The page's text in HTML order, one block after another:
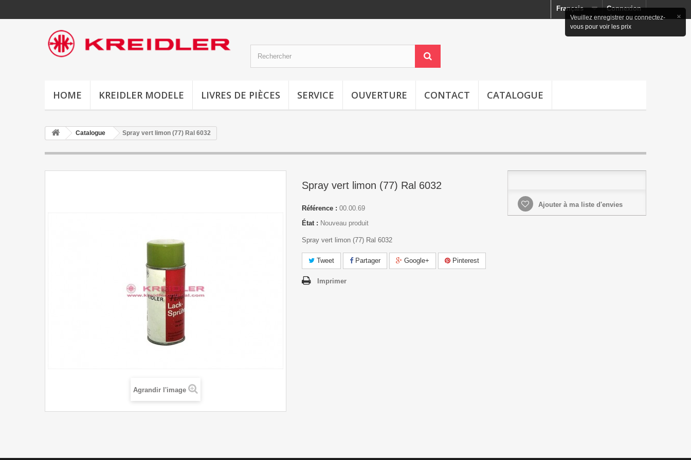
Connexion
Français
HOME KREIDLER MODELE LIVRES DE PIÈCES SERVICE OUVERTURE CONTACT CATALOGUE
Catalogue Spray vert limon (77) Ral 6032
Agrandir l'image
Spray vert limon (77) Ral 6032
Référence : 00.00.69
État : Nouveau produit
Spray vert limon (77) Ral 6032
Tweet Partager Google+ Pinterest
Imprimer
Ajouter à ma liste d'envies
×
Veuillez enregistrer ou connectez-
vous pour voir les prix